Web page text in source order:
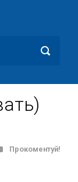
Прокоментуй!